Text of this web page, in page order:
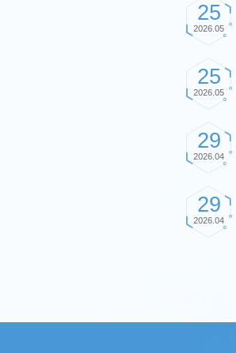
25
2026.05
25
2026.05
29
2026.04
29
2026.04